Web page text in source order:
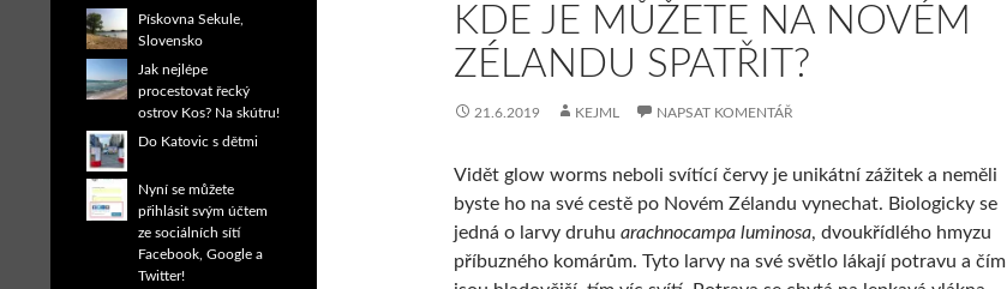
KDE JE MŮŽETE NA NOVÉM
ZÉLANDU SPATŘIT?
21.6.2019 KEJML NAPSAT KOMENTÁŘ
Vidět glow worms neboli svítící červy je unikátní zážitek a neměli
byste ho na své cestě po Novém Zélandu vynechat. Biologicky se
jedná o larvy druhu ​ arachnocampa luminosa,​ dvoukřídlého hmyzu
příbuzného komárům. Tyto larvy na své světlo lákají potravu a čím
Pískovna Sekule,
Slovensko
Jak nejlépe
procestovat řecký
ostrov Kos? Na skútru!
Do Katovic s dětmi
Nyní se můžete
přihlásit svým účtem
ze sociálních sítí
Facebook, Google a
Twitter!